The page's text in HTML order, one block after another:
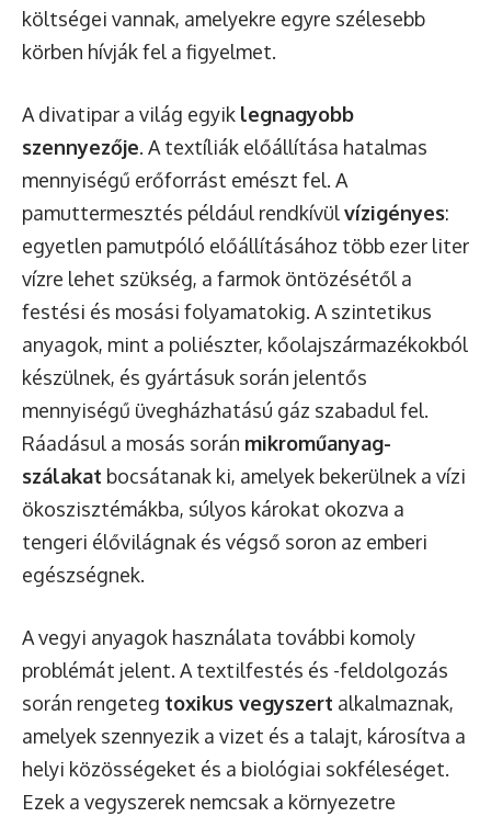
költségei vannak, amelyekre egyre szélesebb
körben hívják fel a figyelmet.
A divatipar a világ egyik legnagyobb
szennyezője. A textíliák előállítása hatalmas
mennyiségű erőforrást emészt fel. A
pamuttermesztés például rendkívülvízigényes:
egyetlen pamutpóló előállításához több ezer liter
vízre lehet szükség, a farmok öntözésétől a
festési és mosási folyamatokig. A szintetikus
anyagok, mint a poliészter, kőolajszármazékokból
készülnek, és gyártásuk során jelentős
mennyiségű üvegházhatású gáz szabadul fel.
Ráadásul a mosás során mikroműanyag-
szálakat bocsátanak ki, amelyek bekerülnek a vízi
ökoszisztémákba, súlyos károkat okozva a
tengeri élővilágnak és végső soron az emberi
egészségnek.
A vegyi anyagok használata további komoly
problémát jelent. A textilfestés és -feldolgozás
során rengeteg toxikus vegyszert alkalmaznak,
amelyek szennyezik a vizet és a talajt, károsítva a
helyi közösségeket és a biológiai sokféleséget.
Ezek a vegyszerek nemcsak a környezetre